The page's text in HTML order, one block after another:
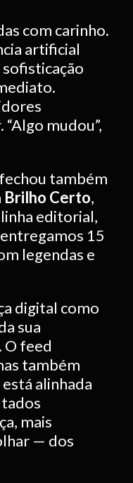
com carinho.
artificial
mudou”,
também
Brilho Certo,
editorial,
15
legendas e
digital como
sua
feed
também
alinhada
mais
— dos